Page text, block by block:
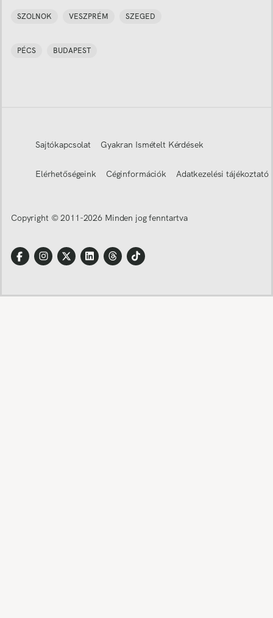
SZOLNOK VESZPRÉM SZEGED
PÉCS BUDAPEST
Sajtókapcsolat Gyakran Ismételt Kérdések
Elérhetőségeink Céginformációk Adatkezelési tájékoztató
Copyright © 2011-2026 Minden jog fenntartva